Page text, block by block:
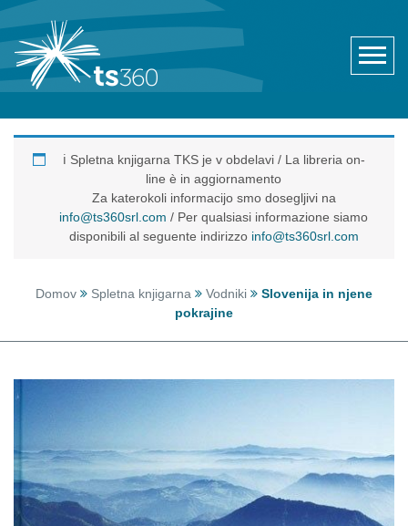
ℹ️ Spletna knjigarna TKS je v obdelavi / La libreria on-
line è in aggiornamento
Za katerokoli informacijo smo dosegljivi na
info@ts360srl.com / Per qualsiasi informazione siamo
disponibili al seguente indirizzo info@ts360srl.com
Domov Spletna knjigarna Vodniki
Slovenija in njene
pokrajine